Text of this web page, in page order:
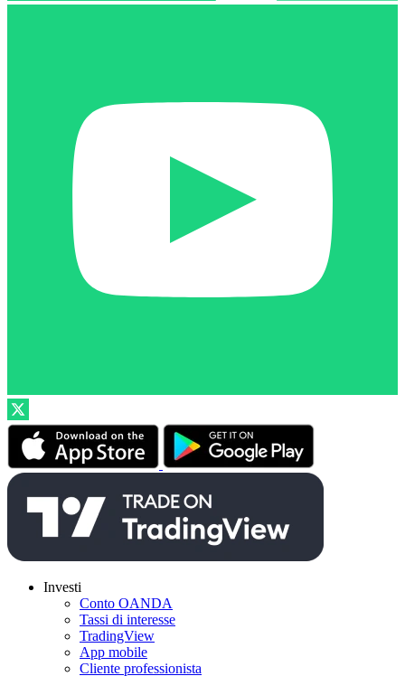
Investi
Conto OANDA
Tassi di interesse
TradingView
App mobile
Cliente professionista